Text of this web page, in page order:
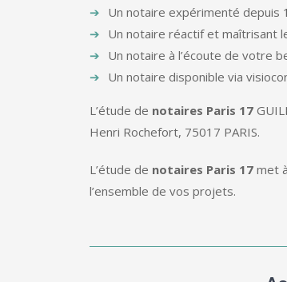
Un notaire expérimenté depuis
Un notaire réactif et maîtrisant
Un notaire à l’écoute de votre
Un notaire disponible via
L’étude de notaires Paris 17
Henri Rochefort, 75017 PARIS.
L’étude de notaires Paris 17 met
l’ensemble de vos projets.